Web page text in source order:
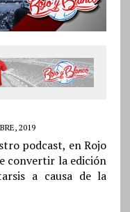
2019
podcast, en Rojo
convertir la edición
a causa de la